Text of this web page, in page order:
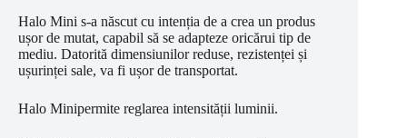
Halo Mini s-a născut cu intenția de a crea un produs
ușor de mutat, capabil să se adapteze oricărui tip de
mediu. Datorită dimensiunilor reduse, rezistenței și
ușurinței sale, va fi ușor de transportat.
Halo Minipermite reglarea intensității luminii.